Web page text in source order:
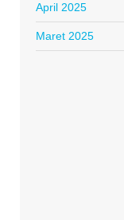
April 2025
Maret 2025